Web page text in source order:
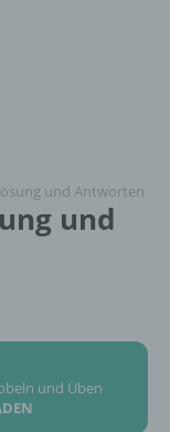
und Antworten
und
und Üben